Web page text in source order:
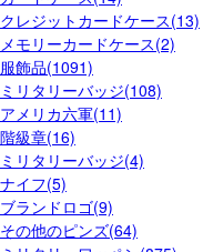
クレジットカードケース(13)
メモリーカードケース(2)
服飾品(1091)
ミリタリーバッジ(108)
アメリカ六軍(11)
階級章(16)
ミリタリーバッジ(4)
ナイフ(5)
ブランドロゴ(9)
その他のピンズ(64)